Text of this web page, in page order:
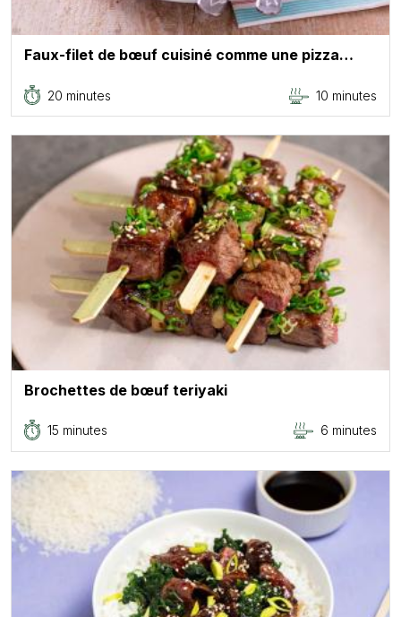
Faux-filet de bœuf cuisiné comme une pizza…
20 minutes 10 minutes
Brochettes de bœuf teriyaki
15 minutes 6 minutes